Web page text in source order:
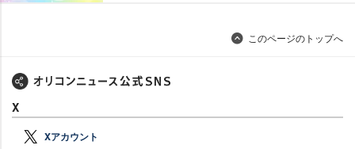
このページのトップへ
X
Xアカウント